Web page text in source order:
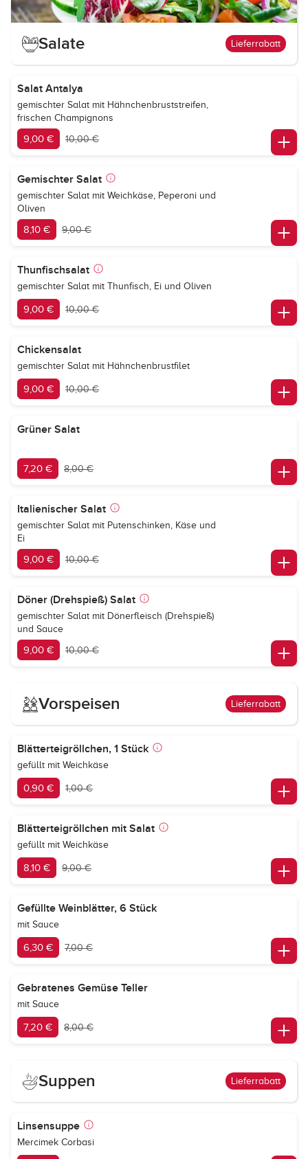
Salate Lieferrabatt
Salat Antalya
gemischter Salat mit Hähnchenbruststreifen,
frischen Champignons
9,00 € 10,00 €
Gemischter Salat
gemischter Salat mit Weichkäse, Peperoni und
Oliven
8,10 € 9,00 €
Thunfischsalat
gemischter Salat mit Thunfisch, Ei und Oliven
9,00 € 10,00 €
Chickensalat
gemischter Salat mit Hähnchenbrustfilet
9,00 € 10,00 €
Grüner Salat
7,20 € 8,00 €
Italienischer Salat
gemischter Salat mit Putenschinken, Käse und
Ei
9,00 € 10,00 €
Döner (Drehspieß) Salat
gemischter Salat mit Dönerfleisch (Drehspieß)
und Sauce
9,00 € 10,00 €
Vorspeisen Lieferrabatt
Blätterteigröllchen, 1 Stück
gefüllt mit Weichkäse
0,90 € 1,00 €
Blätterteigröllchen mit Salat
gefüllt mit Weichkäse
8,10 € 9,00 €
Gefüllte Weinblätter, 6 Stück
mit Sauce
6,30 € 7,00 €
Gebratenes Gemüse Teller
mit Sauce
7,20 € 8,00 €
Suppen Lieferrabatt
Linsensuppe
Mercimek Corbasi